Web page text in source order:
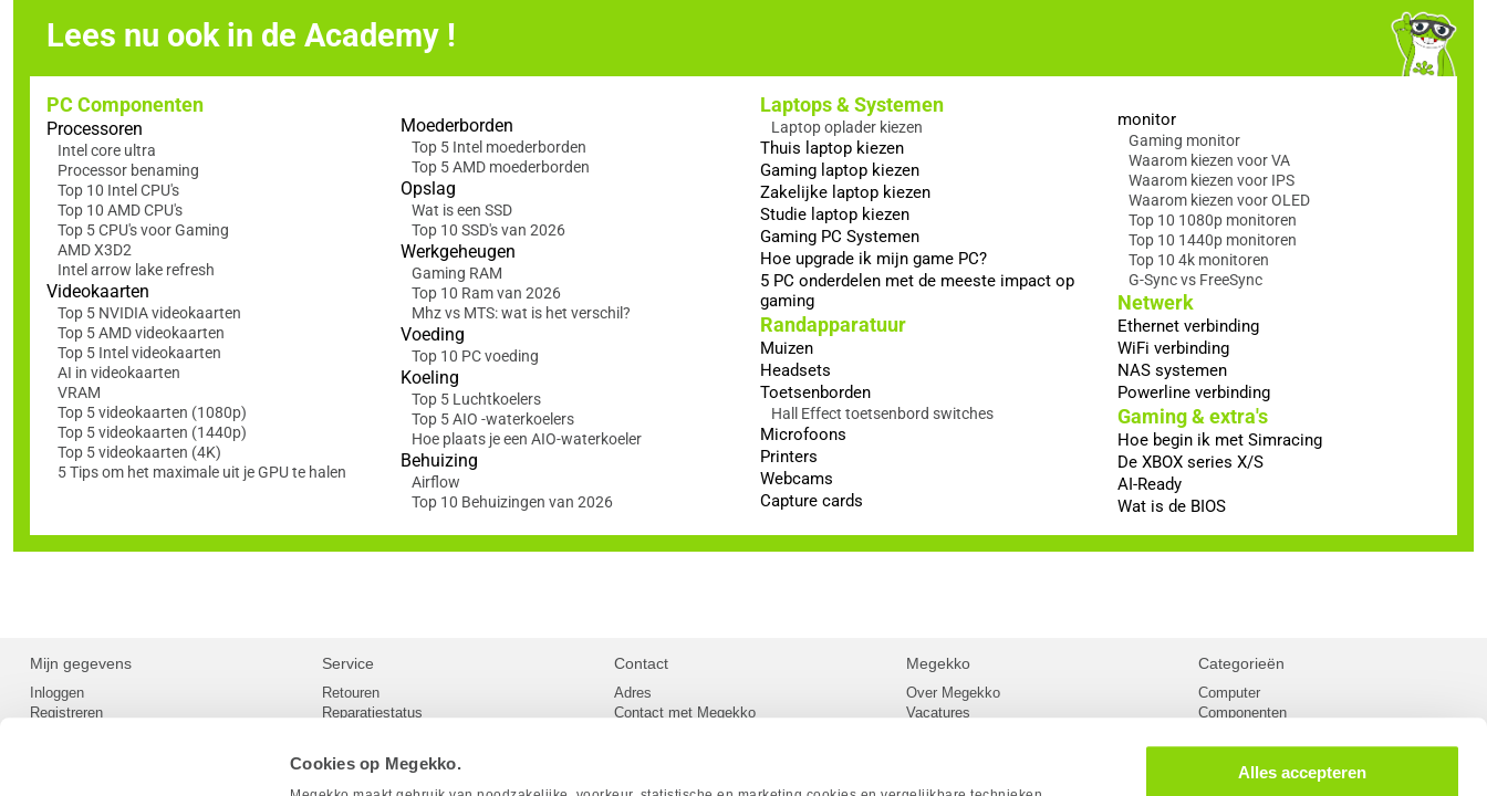
Cookies op Megekko. Alles accepteren
Lees nu ook in de Academy !
PC Componenten
Processoren
Intel core ultra
Processor benaming
Top 10 Intel CPU's
Top 10 AMD CPU's
Top 5 CPU's voor Gaming
AMD X3D2
Intel arrow lake refresh
Videokaarten
Top 5 NVIDIA videokaarten
Top 5 AMD videokaarten
Top 5 Intel videokaarten
AI in videokaarten
VRAM
Top 5 videokaarten (1080p)
Top 5 videokaarten (1440p)
Top 5 videokaarten (4K)
5 Tips om het maximale uit je GPU te halen
Moederborden
Top 5 Intel moederborden
Top 5 AMD moederborden
Opslag
Wat is een SSD
Top 10 SSD's van 2026
Werkgeheugen
Gaming RAM
Top 10 Ram van 2026
Mhz vs MTS: wat is het verschil?
Voeding
Top 10 PC voeding
Koeling
Top 5 Luchtkoelers
Top 5 AIO -waterkoelers
Hoe plaats je een AIO-waterkoeler
Behuizing
Airflow
Top 10 Behuizingen van 2026
Laptops & Systemen
Laptop oplader kiezen
Thuis laptop kiezen
Gaming laptop kiezen
Zakelijke laptop kiezen
Studie laptop kiezen
Gaming PC Systemen
Hoe upgrade ik mijn game PC?
5 PC onderdelen met de meeste impact op
gaming
Randapparatuur
Muizen
Headsets
Toetsenborden
Hall Effect toetsenbord switches
Microfoons
Printers
Webcams
Capture cards
monitor
Gaming monitor
Waarom kiezen voor VA
Waarom kiezen voor IPS
Waarom kiezen voor OLED
Top 10 1080p monitoren
Top 10 1440p monitoren
Top 10 4k monitoren
G-Sync vs FreeSync
Netwerk
Ethernet verbinding
WiFi verbinding
NAS systemen
Powerline verbinding
Gaming & extra's
Hoe begin ik met Simracing
De XBOX series X/S
AI-Ready
Wat is de BIOS
Mijn gegevens
Inloggen
Registreren
Service
Retouren
Reparatiestatus
Herroepingsrecht
Betaalmethoden
Contact
Adres
Contact met Megekko
Megekko
Over Megekko
Vacatures
Sitemap
Categorieën
Computer
Componenten
Kabels
Netwerk